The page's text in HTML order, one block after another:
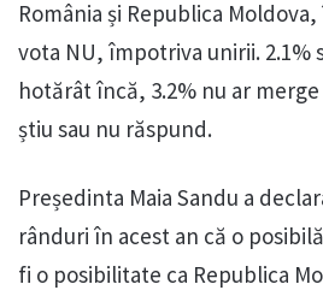
România și Republica
vota NU, împotriva unirii. 2.1%
hotărât încă, 3.2% nu ar
știu sau nu răspund.
Președinta Maia Sandu a
rânduri în acest an că o
fi o posibilitate ca Republica